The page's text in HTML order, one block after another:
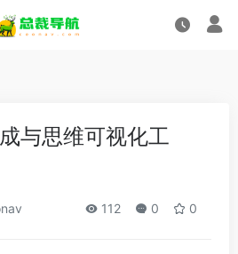
与思维可视化工
112 0 0